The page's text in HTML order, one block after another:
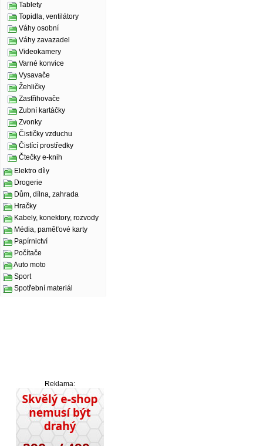
Tablety
Topidla, ventilátory
Váhy osobní
Váhy zavazadel
Videokamery
Varné konvice
Vysavače
Žehličky
Zastřihovače
Zubní kartáčky
Zvonky
Čističky vzduchu
Čistící prostředky
Čtečky e-knih
Elektro díly
Drogerie
Dům, dílna, zahrada
Hračky
Kabely, konektory, rozvody
Média, paměťové karty
Papírnictví
Počítače
Auto moto
Sport
Spotřební materiál
Reklama: